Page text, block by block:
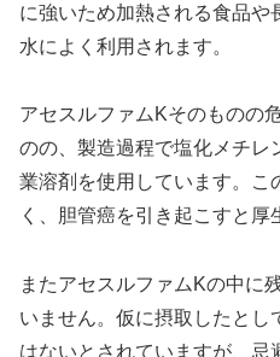
に強いため加熱される食品
水によく利用されます。
アセスルファムKそのものの
のの、製造過程で塩化メチレ
業溶剤を使用しています。こ
く、胆管癌を引き起こすと厚
またアセスルファムKの中に
いません。仮に摂取したとし
はないとされていますが、